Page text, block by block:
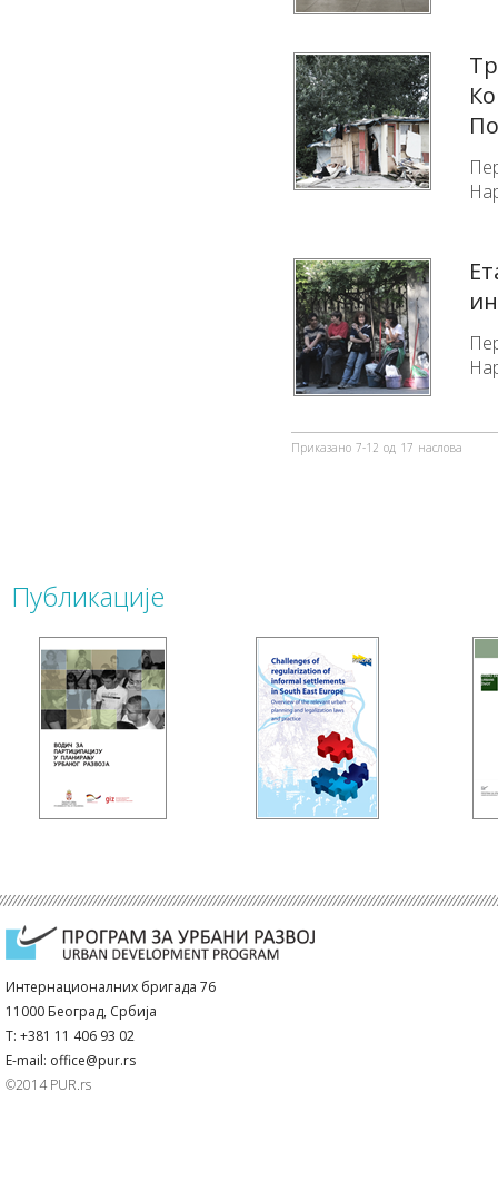
Приказано 7-12 од 17 наслова
Публикације
Интернационалних бригада 76
11000 Београд, Србија
T: +381 11 406 93 02
E-mail: office@pur.rs
©2014 PUR.rs